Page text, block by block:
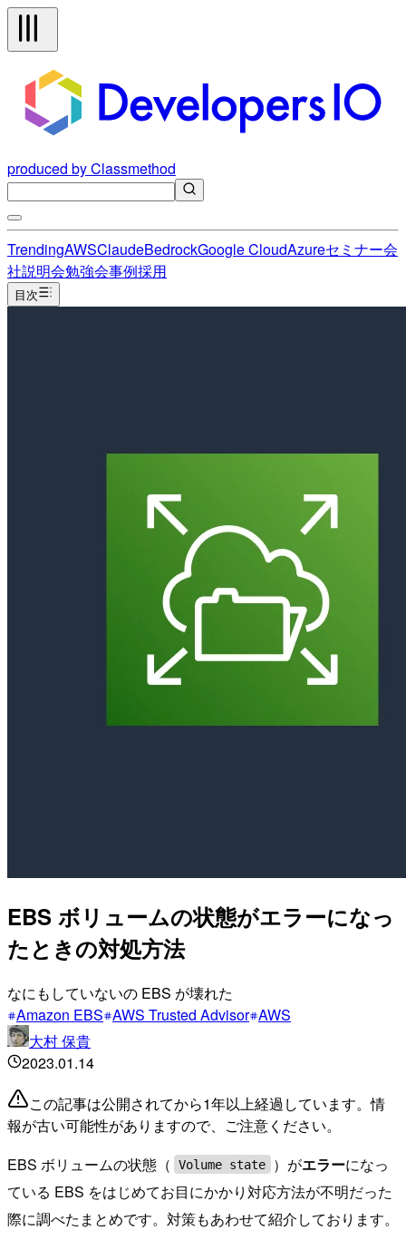
produced by Classmethod
TrendingAWSClaudeBedrockGoogle CloudAzureセミナー会
社説明会勉強会事例採用
目次
EBS ボリュームの状態がエラーになっ
たときの対処方法
なにもしていないの EBS が壊れた
Amazon EBS AWS Trusted Advisor AWS
大村 保貴
2023.01.14
この記事は公開されてから1年以上経過しています。情
報が古い可能性がありますので、ご注意ください。
EBS ボリュームの状態（
Volume state ）がエラーになっ
ている EBS をはじめてお目にかかり対応方法が不明だった
際に調べたまとめです。対策もあわせて紹介しております。